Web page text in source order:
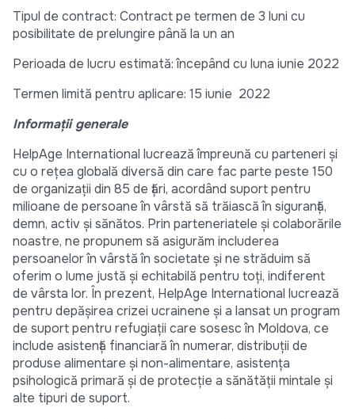
Tipul de contract: Contract pe termen de 3 luni cu
posibilitate de prelungire până la un an
Perioada de lucru estimată: începând cu luna iunie 2022
Termen limită pentru aplicare: 15 iunie 2022
Informații generale
HelpAge International lucrează împreună cu parteneri și
cu o rețea globală diversă din care fac parte peste 150
de organizații din 85 de țări, acordând suport pentru
milioane de persoane în vârstă să trăiască în siguranță,
demn, activ și sănătos. Prin parteneriatele și colaborările
noastre, ne propunem să asigurăm includerea
persoanelor în vârstă în societate și ne străduim să
oferim o lume justă și echitabilă pentru toți, indiferent
de vârsta lor. În prezent, HelpAge International lucrează
pentru depășirea crizei ucrainene și a lansat un program
de suport pentru refugiații care sosesc în Moldova, ce
include asistență financiară în numerar, distribuții de
produse alimentare și non-alimentare, asistența
psihologică primară și de protecție a sănătății mintale și
alte tipuri de suport.